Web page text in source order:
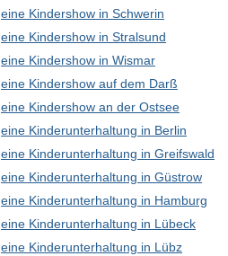
eine Kindershow in Schwerin
eine Kindershow in Stralsund
eine Kindershow in Wismar
eine Kindershow auf dem Darß
eine Kindershow an der Ostsee
eine Kinderunterhaltung in Berlin
eine Kinderunterhaltung in Greifswald
eine Kinderunterhaltung in Güstrow
eine Kinderunterhaltung in Hamburg
eine Kinderunterhaltung in Lübeck
eine Kinderunterhaltung in Lübz